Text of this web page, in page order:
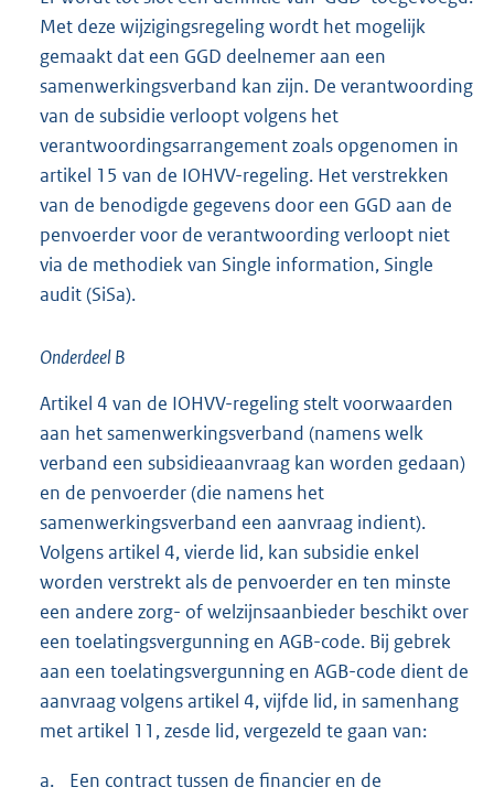
Met deze wijzigingsregeling wordt het mogelijk
gemaakt dat een GGD deelnemer aan een
samenwerkingsverband kan zijn. De verantwoording
van de subsidie verloopt volgens het
verantwoordingsarrangement zoals opgenomen in
artikel 15 van de IOHVV-regeling. Het verstrekken
van de benodigde gegevens door een GGD aan de
penvoerder voor de verantwoording verloopt niet
via de methodiek van Single information, Single
audit (SiSa).
Onderdeel B
Artikel 4 van de IOHVV-regeling stelt voorwaarden
aan het samenwerkingsverband (namens welk
verband een subsidieaanvraag kan worden gedaan)
en de penvoerder (die namens het
samenwerkingsverband een aanvraag indient).
Volgens artikel 4, vierde lid, kan subsidie enkel
worden verstrekt als de penvoerder en ten minste
een andere zorg- of welzijnsaanbieder beschikt over
een toelatingsvergunning en AGB-code. Bij gebrek
aan een toelatingsvergunning en AGB-code dient de
aanvraag volgens artikel 4, vijfde lid, in samenhang
met artikel 11, zesde lid, vergezeld te gaan van:
a.
Een contract tussen de financier en de